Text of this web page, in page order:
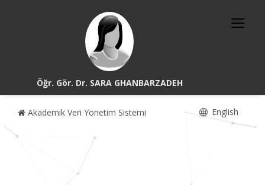
Öğr. Gör. Dr. SARA GHANBARZADEH
Akademik Veri Yönetim Sistemi English